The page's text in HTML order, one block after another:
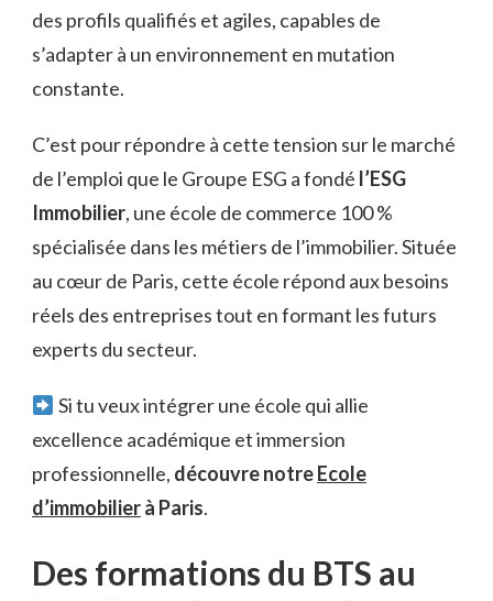
des profils qualifiés et agiles, capables de
s’adapter à un environnement en mutation
constante.
C’est pour répondre à cette tension sur le marché
de l’emploi que le Groupe ESG a fondé l’ESG
Immobilier, une école de commerce 100 %
spécialisée dans les métiers de l’immobilier. Située
au cœur de Paris, cette école répond aux besoins
réels des entreprises tout en formant les futurs
experts du secteur.
Si tu veux intégrer une école qui allie
excellence académique et immersion
professionnelle, découvre notreEcole
d’immobilierà Paris.
Des formations du BTS au